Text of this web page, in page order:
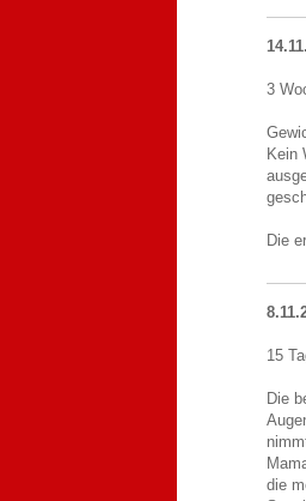
3
Kein
Die
15
Die
die